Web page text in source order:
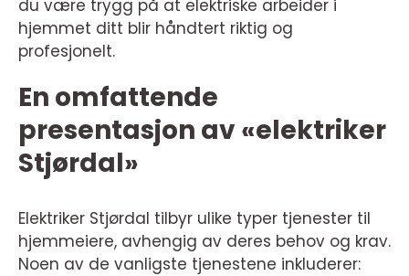
du være trygg på at elektriske arbeider i
hjemmet ditt blir håndtert riktig og
profesjonelt.
En omfattende
presentasjon av «elektriker
Stjørdal»
Elektriker Stjørdal tilbyr ulike typer tjenester til
hjemmeiere, avhengig av deres behov og krav.
Noen av de vanligste tjenestene inkluderer: